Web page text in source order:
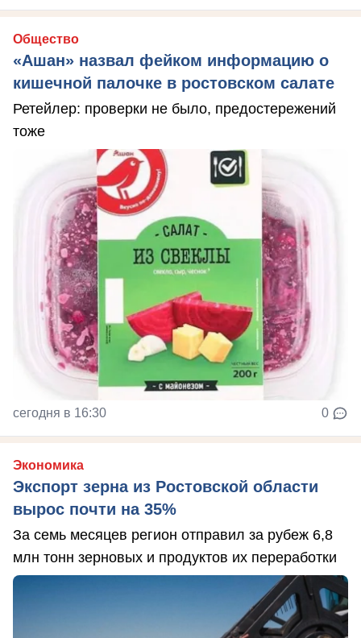
Общество
«Ашан» назвал фейком информацию о
кишечной палочке в ростовском салате
Ретейлер: проверки не было, предостережений
тоже
сегодня в 16:30 0
Экономика
Экспорт зерна из Ростовской области
вырос почти на 35%
За семь месяцев регион отправил за рубеж 6,8
млн тонн зерновых и продуктов их переработки